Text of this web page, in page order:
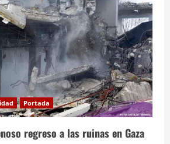
Portada
regreso a las ruinas en Gaza